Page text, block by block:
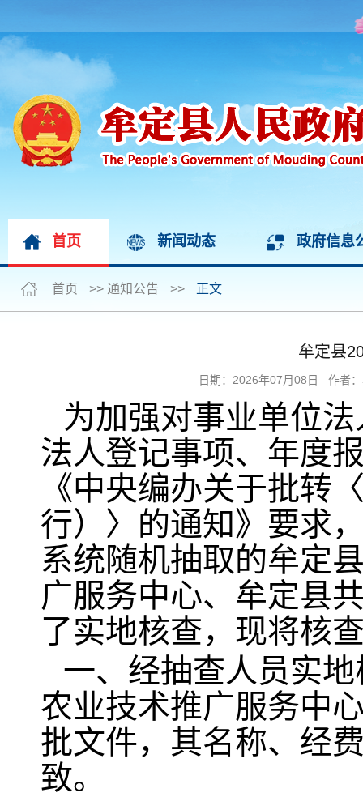
首页 新闻动态 政府信息
首页 >> 通知公告 >> 正文
牟定县
日期：2026年07月08日 作者
为加强对事业单位
法人登记事项、年度
《中央编办关于批转
行）〉的通知》要求
系统随机抽取的牟定
广服务中心、牟定县
了实地核查，现将核
一、经抽查人员实
农业技术推广服务中
批文件，其名称、经
致。